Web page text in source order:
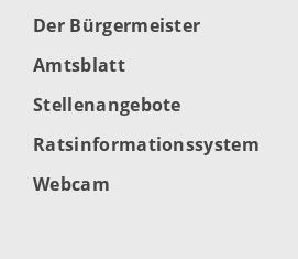
Der Bürgermeister
Amtsblatt
Stellenangebote
Ratsinformationssystem
Webcam